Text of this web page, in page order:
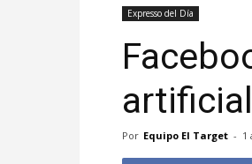
Expresso del Día
Por Equipo El Target - 1